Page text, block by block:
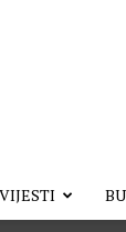
VIJESTI